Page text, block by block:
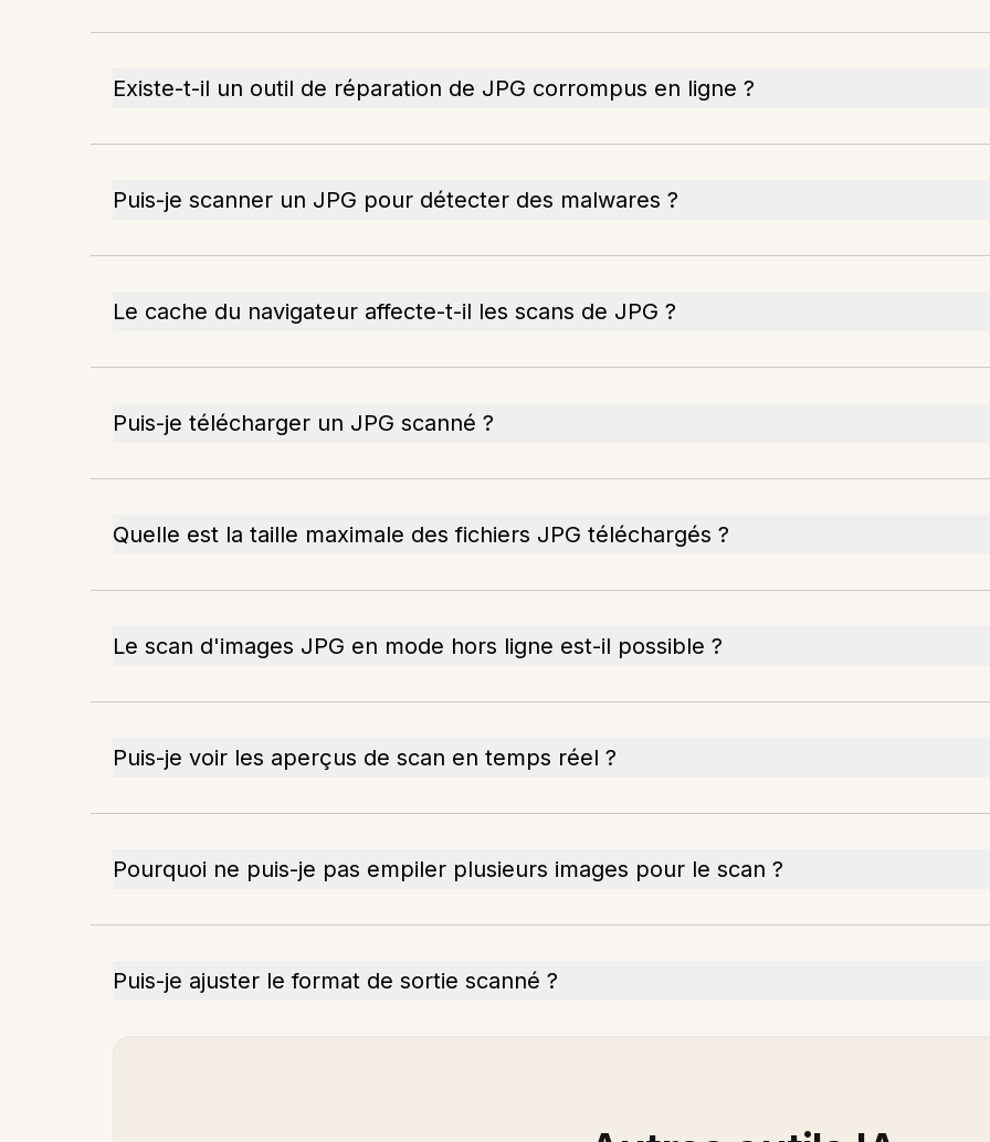
Existe-t-il un outil de réparation de JPG corrompus en ligne ?
Puis-je scanner un JPG pour détecter des malwares ?
Le cache du navigateur affecte-t-il les scans de JPG ?
Puis-je télécharger un JPG scanné ?
Quelle est la taille maximale des fichiers JPG téléchargés ?
Le scan d'images JPG en mode hors ligne est-il possible ?
Puis-je voir les aperçus de scan en temps réel ?
Pourquoi ne puis-je pas empiler plusieurs images pour le scan ?
Puis-je ajuster le format de sortie scanné ?